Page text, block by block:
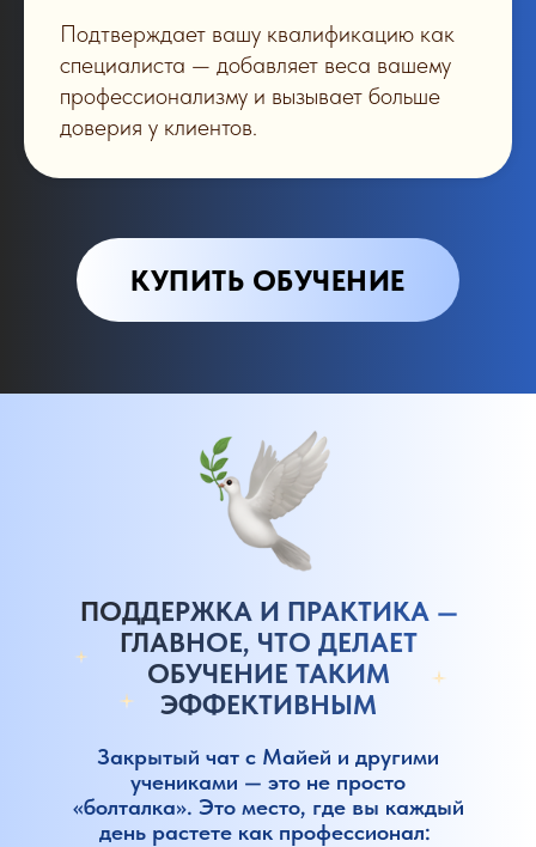
Подтверждает вашу квалификацию как
специалиста — добавляет веса вашему
профессионализму и вызывает больше
доверия у клиентов.
КУПИТЬ ОБУЧЕНИЕ
ПОДДЕРЖКА И ПРАКТИКА —
ГЛАВНОЕ, ЧТО ДЕЛАЕТ
ОБУЧЕНИЕ ТАКИМ
ЭФФЕКТИВНЫМ
Закрытый чат с Майей и другими
учениками — это не просто
«болталка». Это место, где вы каждый
день растете как профессионал: